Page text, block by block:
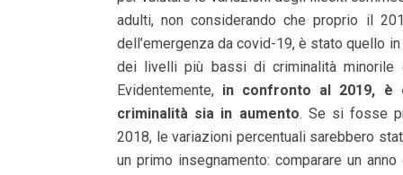
adulti, non considerando che proprio il
dell’emergenza da covid-19, è stato quello
dei livelli più bassi di criminalità minorile
Evidentemente, in confronto al 2019, è
criminalità sia in aumento. Se si fosse
2018, le variazioni percentuali sarebbero
un primo insegnamento: comparare un anno